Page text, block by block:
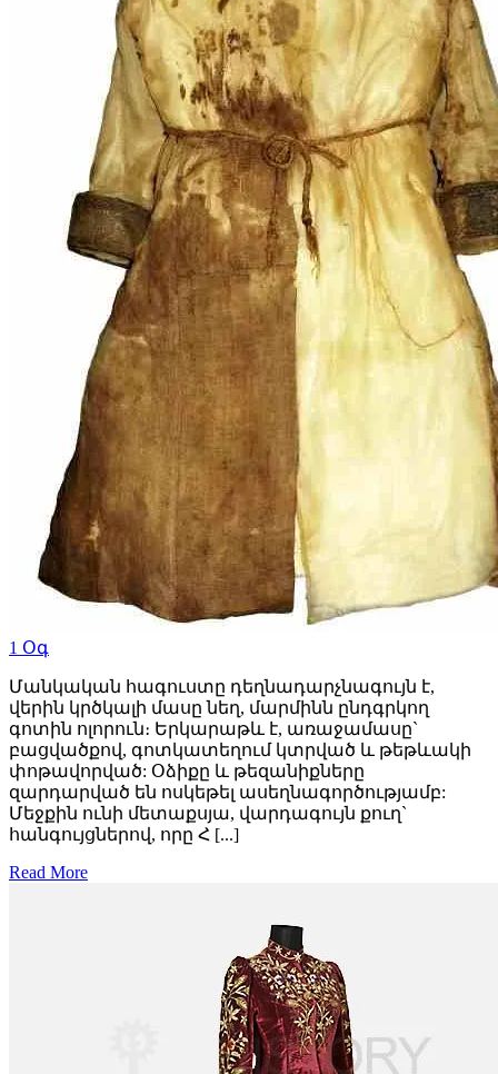
1 Օգ
Մանկական հագուստը դեղնադարչնագույն է,
վերին կրծկալի մասը նեղ, մարմինն ընդգրկող
գոտին ոլորուն։ Երկարաթև է, առաջամասը`
բացվածքով, գոտկատեղում կտրված և թեթևակի
փոթավորված: Օձիքը և թեզանիքները
զարդարված են ոսկեթել ասեղնագործությամբ:
Մեջքին ունի մետաքսյա, վարդագույն քուղ`
հանգույցներով, որը Հ [...]
Read More